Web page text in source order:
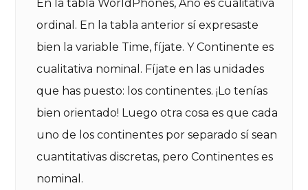
En la tabla WorldPhones, Año es cualitativa
ordinal. En la tabla anterior sí expresaste
bien la variable Time, fíjate. Y Continente es
cualitativa nominal. Fíjate en las unidades
que has puesto: los continentes. ¡Lo tenías
bien orientado! Luego otra cosa es que cada
uno de los continentes por separado sí sean
cuantitativas discretas, pero Continentes es
nominal.